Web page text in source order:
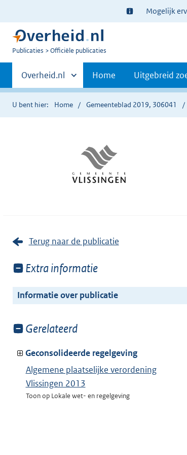
Ter
informatie:
Mogelijk
U
Publicaties Officiële publicaties
Primaire
navigatie
Andere
sites
binnen
Overheid.nl Home Uitgebreid
U bent hier: Home Gemeenteblad 2019, 306041
Terug naar de publicatie
Toon
van:
Extra informatie
Informatie over publicatie
Toon
van:
Gerelateerd
Geconsolideerde regelgeving
Algemene plaatselijke verordening
Vlissingen 2013
Toon op Lokale wet- en regelgeving